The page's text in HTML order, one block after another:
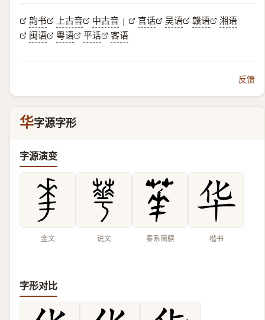
韵书 上古音 中古音 | 官话 吴语 赣语
湘语
闽语
粤语 平话 客语
反馈
华字源字形
字源演变
金文 说文 秦系简牍 楷书
字形对比